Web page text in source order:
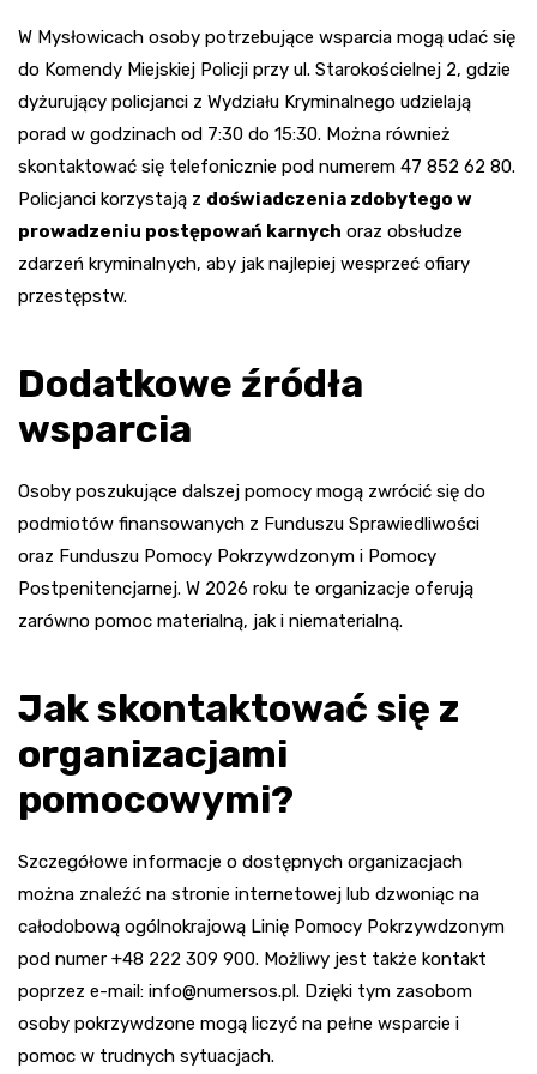
W Mysłowicach osoby potrzebujące wsparcia mogą udać się
do Komendy Miejskiej Policji przy ul. Starokościelnej 2, gdzie
dyżurujący policjanci z Wydziału Kryminalnego udzielają
porad w godzinach od 7:30 do 15:30. Można również
skontaktować się telefonicznie pod numerem 47 852 62 80.
Policjanci korzystają z doświadczenia zdobytego w
prowadzeniu postępowań karnych oraz obsłudze
zdarzeń kryminalnych, aby jak najlepiej wesprzeć ofiary
przestępstw.
Dodatkowe źródła
wsparcia
Osoby poszukujące dalszej pomocy mogą zwrócić się do
podmiotów finansowanych z Funduszu Sprawiedliwości
oraz Funduszu Pomocy Pokrzywdzonym i Pomocy
Postpenitencjarnej. W 2026 roku te organizacje oferują
zarówno pomoc materialną, jak i niematerialną.
Jak skontaktować się z
organizacjami
pomocowymi?
Szczegółowe informacje o dostępnych organizacjach
można znaleźć na stronie internetowej lub dzwoniąc na
całodobową ogólnokrajową Linię Pomocy Pokrzywdzonym
pod numer +48 222 309 900. Możliwy jest także kontakt
poprzez e-mail: info@numersos.pl. Dzięki tym zasobom
osoby pokrzywdzone mogą liczyć na pełne wsparcie i
pomoc w trudnych sytuacjach.